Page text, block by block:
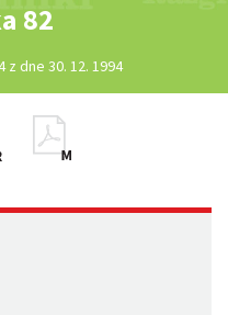
82
z dne 30. 12. 1994